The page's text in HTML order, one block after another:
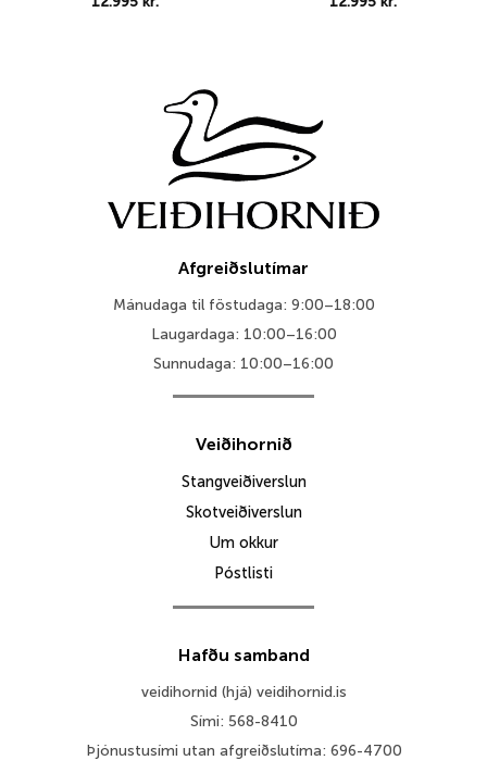
Afgreiðslutímar
Mánudaga til föstudaga: 9:00–18:00
Laugardaga: 10:00–16:00
Sunnudaga: 10:00–16:00
Veiðihornið
Stangveiðiverslun
Skotveiðiverslun
Um okkur
Póstlisti
Hafðu samband
veidihornid (hjá) veidihornid.is
Sími: 568-8410
Þjónustusími utan afgreiðslutíma: 696-4700